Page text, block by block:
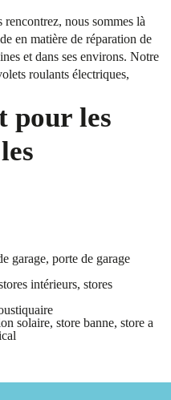
nous sommes là
en matière de réparation de
et dans ses environs. Notre
roulants électriques,
pour les
garage, porte de garage
intérieurs, stores
solaire, store banne, store a